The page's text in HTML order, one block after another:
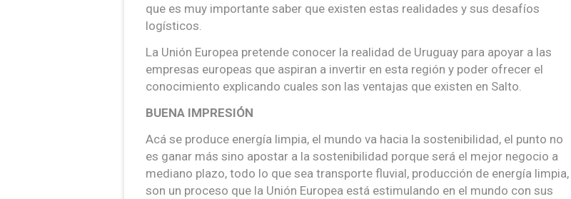
que es muy importante saber que existen estas realidades y sus desafíos
logísticos.
La Unión Europea pretende conocer la realidad de Uruguay para apoyar a las
empresas europeas que aspiran a invertir en esta región y poder ofrecer el
conocimiento explicando cuales son las ventajas que existen en Salto.
BUENA IMPRESIÓN
Acá se produce energía limpia, el mundo va hacia la sostenibilidad, el punto no
es ganar más sino apostar a la sostenibilidad porque será el mejor negocio a
mediano plazo, todo lo que sea transporte fluvial, producción de energía limpia,
son un proceso que la Unión Europea está estimulando en el mundo con sus